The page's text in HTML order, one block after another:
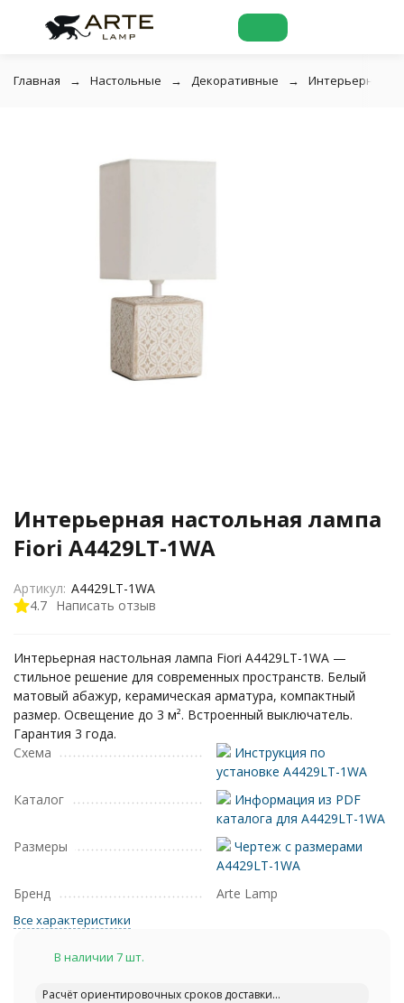
Главная Настольные Декоративные Интерьерная
Интерьерная настольная лампа
Fiori A4429LT-1WA
4.7 Написать отзыв
Артикул: A4429LT-1WA
Интерьерная настольная лампа Fiori A4429LT-1WA —
стильное решение для современных пространств. Белый
матовый абажур, керамическая арматура, компактный
размер. Освещение до 3 м². Встроенный выключатель.
Гарантия 3 года.
Схема
Инструкция по
установке A4429LT-1WA
Каталог
Информация из PDF
каталога для A4429LT-1WA
Размеры
Чертеж с размерами
A4429LT-1WA
Бренд
Arte Lamp
Все характеристики
В наличии 7 шт.
Расчёт ориентировочных сроков доставки...